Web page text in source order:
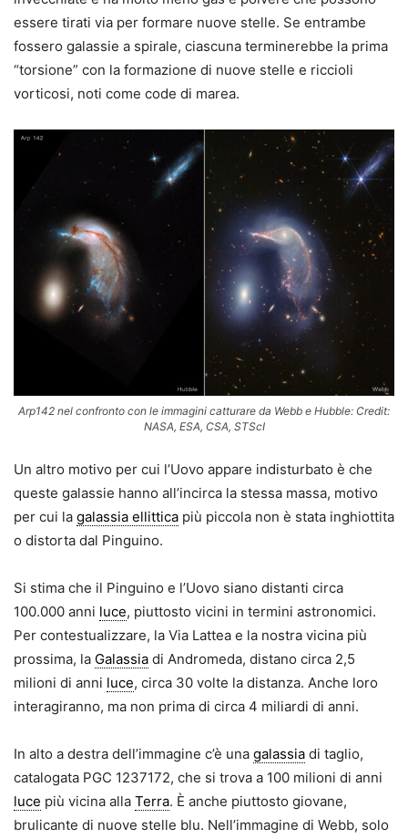
essere tirati via per formare nuove stelle. Se entrambe
fossero galassie a spirale, ciascuna terminerebbe la prima
“torsione” con la formazione di nuove stelle e riccioli
vorticosi, noti come code di marea.
Arp142 nel confronto con le immagini catturare da Webb e Hubble: Credit:
NASA, ESA, CSA, STScI
Un altro motivo per cui l’Uovo appare indisturbato è che
queste galassie hanno all’incirca la stessa massa, motivo
per cui la galassia ellittica più piccola non è stata inghiottita
o distorta dal Pinguino.
Si stima che il Pinguino e l’Uovo siano distanti circa
100.000 anni luce, piuttosto vicini in termini astronomici.
Per contestualizzare, la Via Lattea e la nostra vicina più
prossima, la Galassia di Andromeda, distano circa 2,5
milioni di anni luce, circa 30 volte la distanza. Anche loro
interagiranno, ma non prima di circa 4 miliardi di anni.
In alto a destra dell’immagine c’è una galassia di taglio,
catalogata PGC 1237172, che si trova a 100 milioni di anni
luce più vicina alla Terra. È anche piuttosto giovane,
brulicante di nuove stelle blu. Nell’immagine di Webb, solo